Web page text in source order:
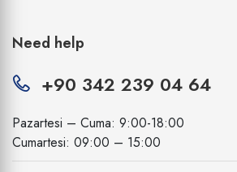
Need help
+90 342 239 04 64
Pazartesi – Cuma: 9:00-18:00
Cumartesi: 09:00 – 15:00